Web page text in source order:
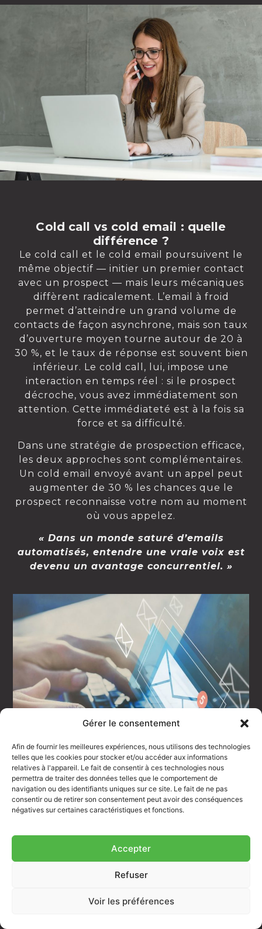
Gérer le consentement
Afin de fournir les meilleures expériences, nous utilisons des technologies
telles que les cookies pour stocker et/ou accéder aux informations
relatives à l'appareil. Le fait de consentir à ces technologies nous
permettra de traiter des données telles que le comportement de
navigation ou des identifiants uniques sur ce site. Le fait de ne pas
consentir ou de retirer son consentement peut avoir des conséquences
négatives sur certaines caractéristiques et fonctions.
Accepter
Refuser
Voir les préférences
Cold call vs cold email : quelle
différence ?
Le cold call et le cold email poursuivent le
même objectif — initier un premier contact
avec un prospect — mais leurs mécaniques
diffèrent radicalement. L’email à froid
permet d’atteindre un grand volume de
contacts de façon asynchrone, mais son taux
d’ouverture moyen tourne autour de 20 à
30 %, et le taux de réponse est souvent bien
inférieur. Le cold call, lui, impose une
interaction en temps réel : si le prospect
décroche, vous avez immédiatement son
attention. Cette immédiateté est à la fois sa
force et sa difficulté.
Dans une stratégie de prospection efficace,
les deux approches sont complémentaires.
Un cold email envoyé avant un appel peut
augmenter de 30 % les chances que le
prospect reconnaisse votre nom au moment
où vous appelez.
« Dans un monde saturé d’emails
automatisés, entendre une vraie voix est
devenu un avantage concurrentiel. »
Les erreurs les plus fréquentes
en cold call
tombent dans certains pièges